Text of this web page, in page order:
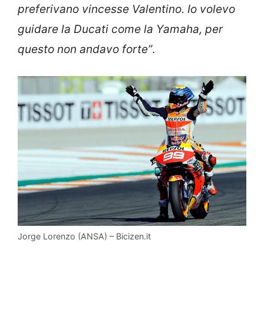
preferivano vincesse Valentino. Io volevo
guidare la Ducati come la Yamaha, per
questo non andavo forte”.
Jorge Lorenzo (ANSA) – Bicizen.it